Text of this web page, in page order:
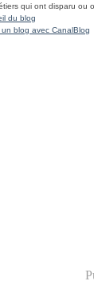
qui ont disparu ou
du blog
un blog avec CanalBlog